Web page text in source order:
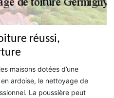
réussi,
maisons dotées d’une
ardoise, le nettoyage de
La poussière peut